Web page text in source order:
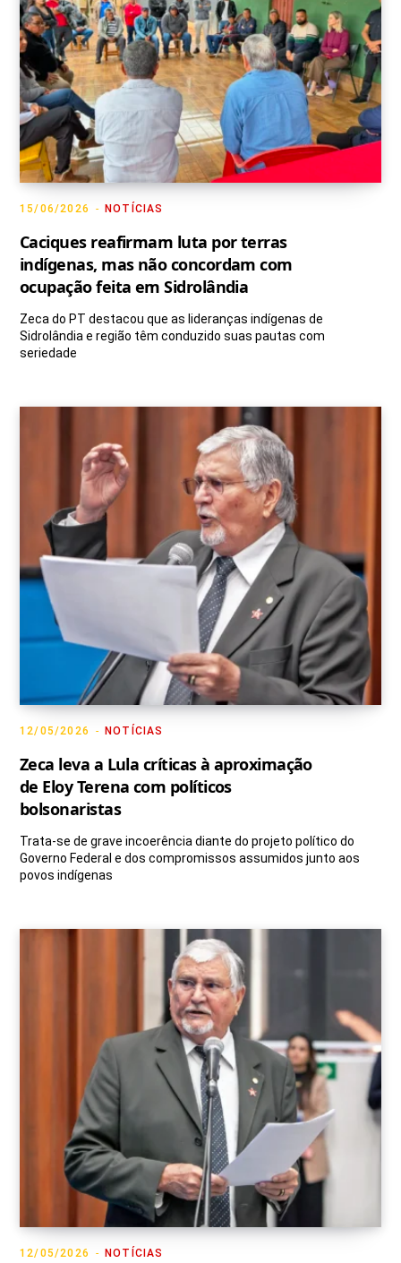
NOTÍCIAS
15/06/2026
Caciques reafirmam luta por terras
indígenas, mas não concordam com
ocupação feita em Sidrolândia
Zeca do PT destacou que as lideranças indígenas de
Sidrolândia e região têm conduzido suas pautas com
seriedade
NOTÍCIAS
12/05/2026
Zeca leva a Lula críticas à aproximação
de Eloy Terena com políticos
bolsonaristas
Trata-se de grave incoerência diante do projeto político do
Governo Federal e dos compromissos assumidos junto aos
povos indígenas
NOTÍCIAS
12/05/2026